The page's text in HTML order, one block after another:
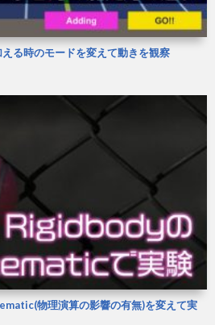
る時のモードを変えて動きを観察
物理演算の影響の有無)を変えて実